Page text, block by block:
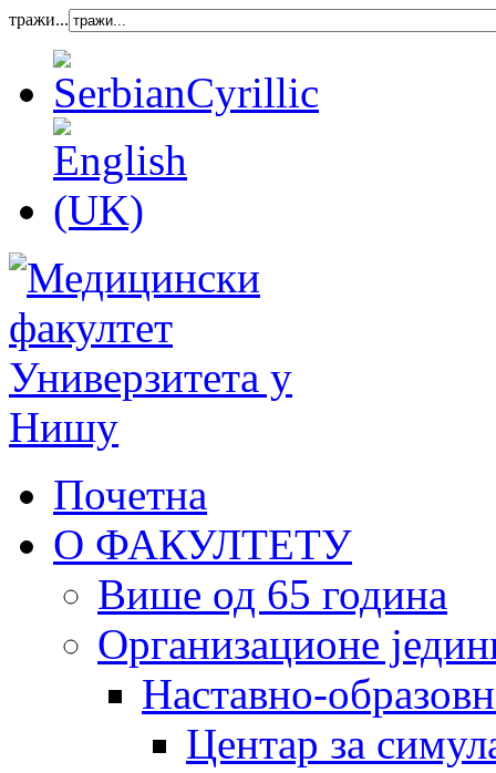
тражи...
Почетна
О ФАКУЛТЕТУ
Више од 65 година
Организационе
Наставно-
Центар за